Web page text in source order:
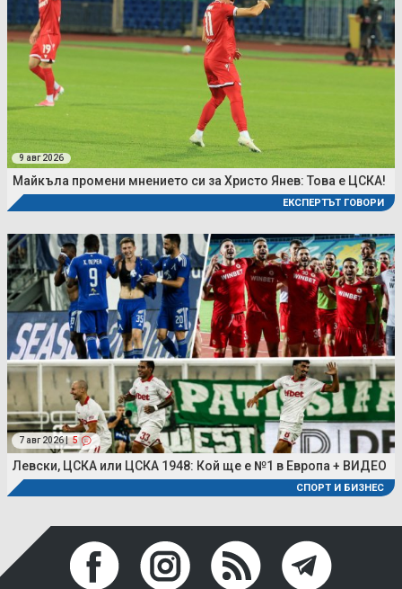
9 авг 2026
Майкъла промени мнението си за Христо Янев: Това е ЦСКА!
ЕКСПЕРТЪТ ГОВОРИ
7 авг 2026 | 5
Левски, ЦСКА или ЦСКА 1948: Кой ще е №1 в Европа + ВИДЕО
СПОРТ И БИЗНЕС